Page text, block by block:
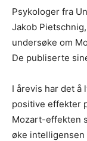
Psykologer fra
Jakob
undersøke om
De publiserte
I årevis har det
positive effekter
Mozart-effekten
øke